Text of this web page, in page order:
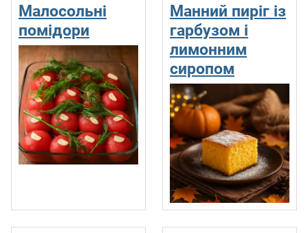
Малосольні
помідори
Манний пиріг із
гарбузом і
лимонним
сиропом